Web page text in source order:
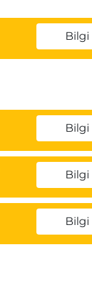
Bilgi
Bilgi
Bilgi
Bilgi